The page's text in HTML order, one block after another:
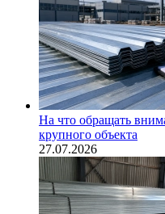
На что обращать
крупного объекта
27.07.2026